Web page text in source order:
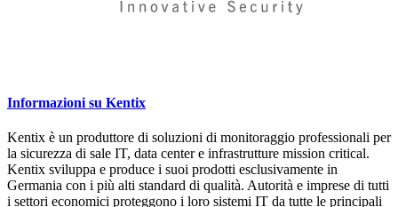
Informazioni su Kentix
Kentix è un produttore di soluzioni di monitoraggio professionali per
la sicurezza di sale IT, data center e infrastrutture mission critical.
Kentix sviluppa e produce i suoi prodotti esclusivamente in
Germania con i più alti standard di qualità. Autorità e imprese di tutti
i settori economici proteggono i loro sistemi IT da tutte le principali